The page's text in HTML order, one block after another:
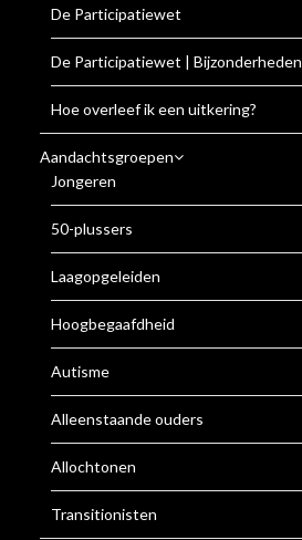
De Participatiewet
De Participatiewet | Bijzonderheden
Hoe overleef ik een uitkering?
Aandachtsgroepen
Jongeren
50-plussers
Laagopgeleiden
Hoogbegaafdheid
Autisme
Alleenstaande ouders
Allochtonen
Transitionisten